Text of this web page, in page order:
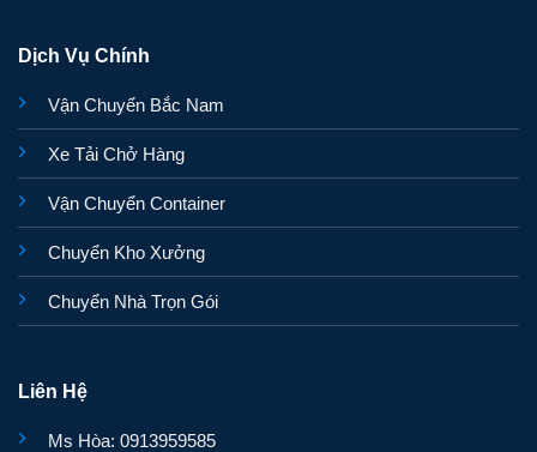
Dịch Vụ Chính
Vận Chuyển Bắc Nam
Xe Tải Chở Hàng
Vận Chuyển Container
Chuyển Kho Xưởng
Chuyển Nhà Trọn Gói
Liên Hệ
Ms Hòa: 0913959585